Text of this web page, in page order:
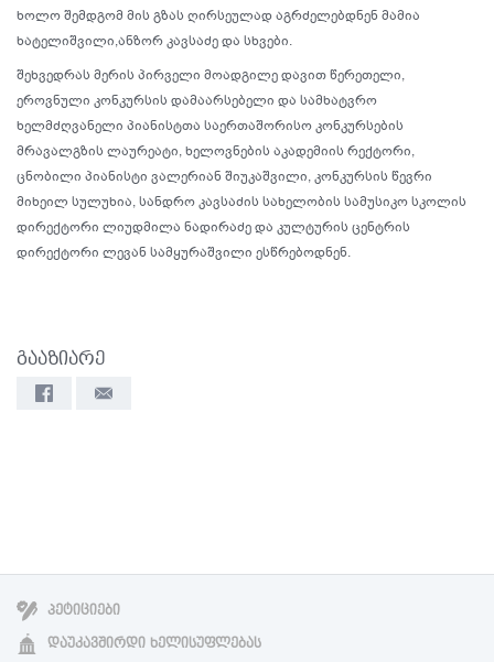
ხოლო შემდგომ მის გზას ღირსეულად აგრძელებდნენ მამია
ხატელიშვილი,ანზორ კავსაძე და სხვები.
შეხვედრას მერის პირველი მოადგილე დავით წერეთელი,
ეროვნული კონკურსის დამაარსებელი და სამხატვრო
ხელმძღვანელი პიანისტთა საერთაშორისო კონკურსების
მრავალგზის ლაურეატი, ხელოვნების აკადემიის რექტორი,
ცნობილი პიანისტი ვალერიან შიუკაშვილი, კონკურსის წევრი
მიხეილ სულუხია, სანდრო კავსაძის სახელობის სამუსიკო სკოლის
დირექტორი ლიუდმილა ნადირაძე და კულტურის ცენტრის
დირექტორი ლევან სამყურაშვილი ესწრებოდნენ.
გააზიარე
ᲞᲔᲢᲘᲪᲘᲔᲑᲘ
ᲓᲐᲣᲙᲐᲕᲨᲘᲠᲓᲘ ᲮᲔᲚᲘᲡᲣᲤᲚᲔᲑᲐᲡ